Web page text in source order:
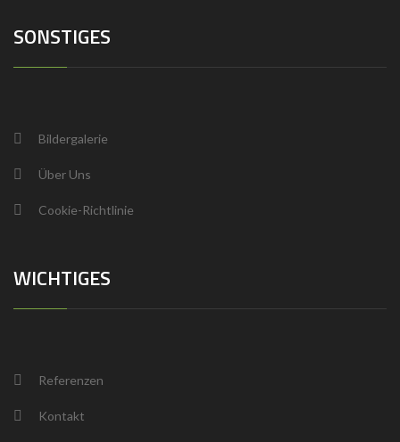
SONSTIGES
Bildergalerie
Über Uns
Cookie-Richtlinie
WICHTIGES
Referenzen
Kontakt